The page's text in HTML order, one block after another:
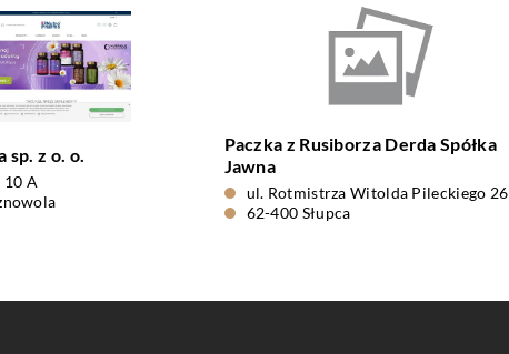
sp. z o. o.
10 A
Paczka z Rusiborza Derda Spółka
Jawna
ul. Rotmistrza Witolda Pileckiego 26
62-400 Słupca